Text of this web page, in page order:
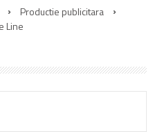
Productie publicitara
Line